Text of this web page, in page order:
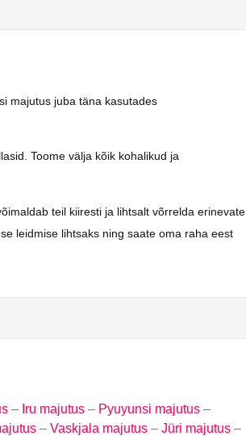
majutus juba täna kasutades
Toome välja kõik kohalikud ja
teil kiiresti ja lihtsalt võrrelda erinevate
leidmise lihtsaks ning saate oma raha eest
– Iru majutus – Pyuyunsi majutus –
– Vaskjala majutus – Jüri majutus –